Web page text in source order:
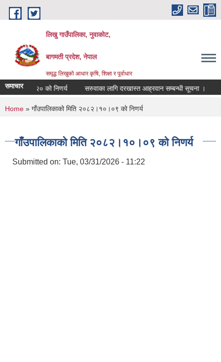
Skip to main content
लिखु गाउँपालिका, नुवाकोट,
बागमती प्रदेश, नेपाल
समृद्ध लिखुको आधार कृषि, शिक्षा र पूर्वाधार
समाचार को निणर्य सरुवाका लागि दरखास्त आह्रवान सम्बन्धी सूचना ।
You are here
Home » गाँउपालिकाको मिति २०८२।१०।०९ को निणर्य
गाँउपालिकाको मिति २०८२।१०।०९ को निणर्य
Submitted on: Tue, 03/31/2026 - 11:22